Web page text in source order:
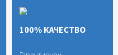
100% КАЧЕСТВО